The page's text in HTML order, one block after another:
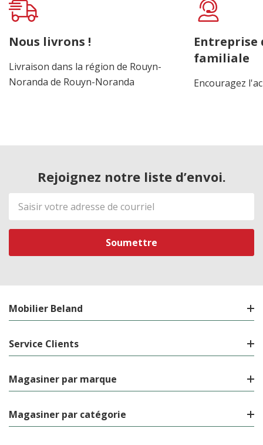
Nous livrons !
Livraison dans la région de Rouyn-
Noranda de Rouyn-Noranda
Entreprise
familiale
Encouragez
Rejoignez notre liste d’envoi.
Adresse
de
courriel
Mobilier Beland
Service Clients
Magasiner par marque
Magasiner par catégorie